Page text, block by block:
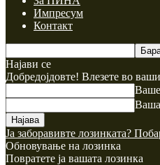
Импресум
Контакт
Најави се
Добредојдовте! Влезете во
Ја заборавивте лозинката?
Обновување на лозинка
Повратете ја вашата лозинка